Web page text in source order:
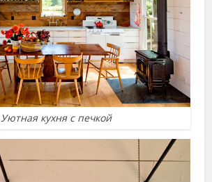
Уютная кухня с печкой